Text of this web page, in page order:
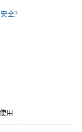
全？
用